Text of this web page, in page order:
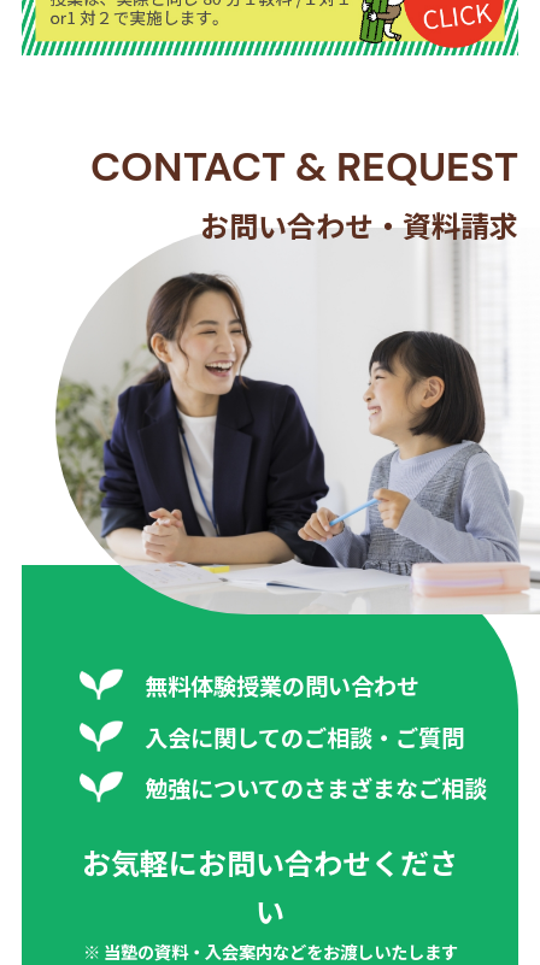
CONTACT & REQUEST
お問い合わせ・資料請求
無料体験授業の問い合わせ
入会に関してのご相談・ご質問
勉強についてのさまざまなご相談
お気軽にお問い合わせくださ
い
※ 当塾の資料・入会案内などをお渡しいたします